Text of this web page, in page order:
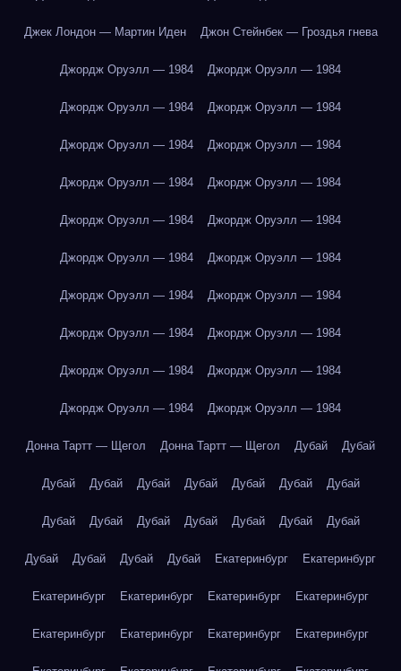
Джек Лондон — Мартин Иден Джон Стейнбек — Гроздья гнева
Джордж Оруэлл — 1984 Джордж Оруэлл — 1984
Джордж Оруэлл — 1984 Джордж Оруэлл — 1984
Джордж Оруэлл — 1984 Джордж Оруэлл — 1984
Джордж Оруэлл — 1984 Джордж Оруэлл — 1984
Джордж Оруэлл — 1984 Джордж Оруэлл — 1984
Джордж Оруэлл — 1984 Джордж Оруэлл — 1984
Джордж Оруэлл — 1984 Джордж Оруэлл — 1984
Джордж Оруэлл — 1984 Джордж Оруэлл — 1984
Джордж Оруэлл — 1984 Джордж Оруэлл — 1984
Джордж Оруэлл — 1984 Джордж Оруэлл — 1984
Донна Тартт — Щегол Донна Тартт — Щегол Дубай Дубай
Дубай Дубай Дубай Дубай Дубай Дубай Дубай
Дубай Дубай Дубай Дубай Дубай Дубай Дубай
Дубай Дубай Дубай Дубай Екатеринбург Екатеринбург
Екатеринбург Екатеринбург Екатеринбург Екатеринбург
Екатеринбург Екатеринбург Екатеринбург Екатеринбург